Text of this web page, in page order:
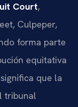
Court,
Culpeper,
forma parte
equitativa
que la
tribunal